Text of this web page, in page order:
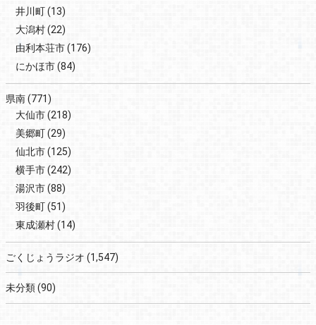
井川町(13)
大潟村(22)
由利本荘市(176)
にかほ市(84)
県南(771)
大仙市(218)
美郷町(29)
仙北市(125)
横手市(242)
湯沢市(88)
羽後町(51)
東成瀬村(14)
ごくじょうラジオ (1,547)
未分類(90)